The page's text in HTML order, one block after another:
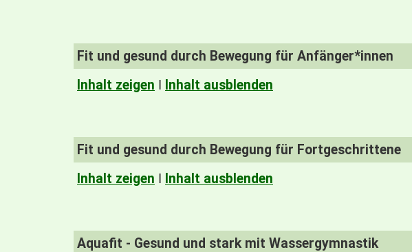
Fit und gesund durch Bewegung für Anfänger*innen
Inhalt zeigen I Inhalt ausblenden
Fit und gesund durch Bewegung für Fortgeschrittene
Inhalt zeigen I Inhalt ausblenden
Aquafit - Gesund und stark mit Wassergymnastik